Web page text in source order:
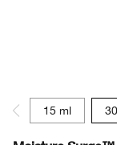
15 ml